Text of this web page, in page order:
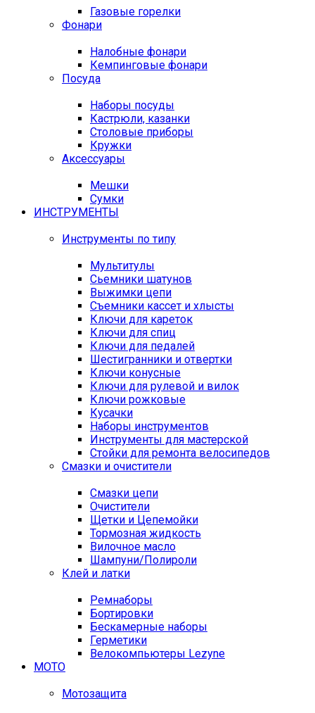
Газовые горелки
Фонари
Налобные фонари
Кемпинговые фонари
Посуда
Наборы посуды
Кастрюли, казанки
Столовые приборы
Кружки
Аксессуары
Мешки
Сумки
ИНСТРУМЕНТЫ
Инструменты по типу
Мультитулы
Сьемники шатунов
Выжимки цепи
Съемники кассет и хлысты
Ключи для кареток
Ключи для спиц
Ключи для педалей
Шестигранники и отвертки
Ключи конусные
Ключи для рулевой и вилок
Ключи рожковые
Кусачки
Наборы инструментов
Инструменты для мастерской
Стойки для ремонта велосипедов
Смазки и очистители
Смазки цепи
Очистители
Щетки и Цепемойки
Тормозная жидкость
Вилочное масло
Шампуни/Полироли
Клей и латки
Ремнаборы
Бортировки
Бескамерные наборы
Герметики
Велокомпьютеры Lezyne
МОТО
Мотозащита